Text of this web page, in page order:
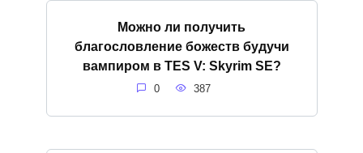
Можно ли получить
благословление божеств будучи
вампиром в TES V: Skyrim SE?
0 387